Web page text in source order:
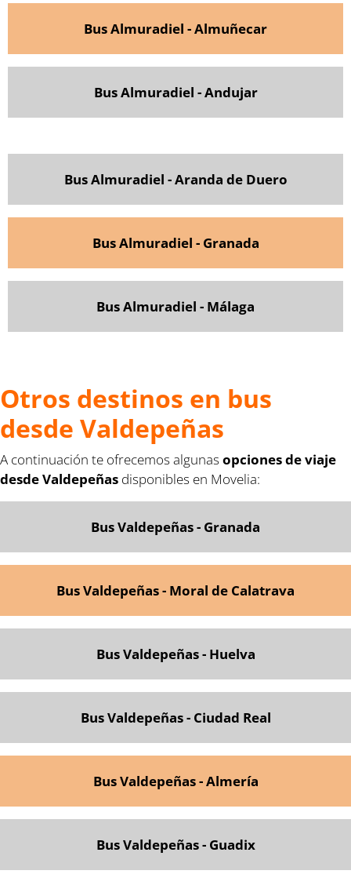
Bus Almuradiel - Almuñecar
Bus Almuradiel - Andujar
Bus Almuradiel - Aranda de Duero
Bus Almuradiel - Granada
Bus Almuradiel - Málaga
Otros destinos en bus
desde Valdepeñas
A continuación te ofrecemos algunasopciones de viaje
desde Valdepeñas disponibles en Movelia:
Bus Valdepeñas - Granada
Bus Valdepeñas - Moral de Calatrava
Bus Valdepeñas - Huelva
Bus Valdepeñas - Ciudad Real
Bus Valdepeñas - Almería
Bus Valdepeñas - Guadix